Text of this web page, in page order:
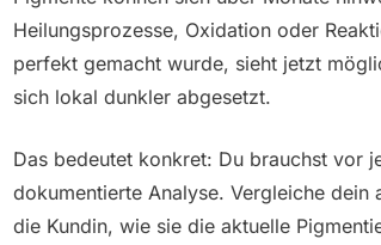
Heilungsprozesse, Oxidation oder
perfekt gemacht wurde, sieht jetzt
sich lokal dunkler abgesetzt.
Das bedeutet konkret: Du brauchst vor
dokumentierte Analyse. Vergleiche dein
die Kundin, wie sie die aktuelle